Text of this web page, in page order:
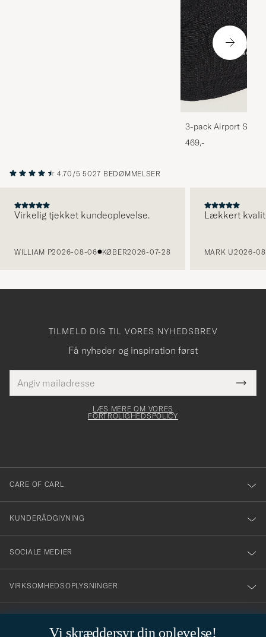
3-pack Airport
Melange
469,-
4.70/5 5027 BEDØMMELSER
Virkelig tjekket kundeoplevelse.
WILLIAM P2026-08-06 KØBER2026-07-28
Lækkert
MARK U2026-
Vi skræddersyr din oplevelse!
TILMELD DIG TIL VORES NYHEDSBREV
Få nyheder og inspiration først
mailadresse
skal
Tack
för
dig
till
vårt
nyhetsbrev!
LÆS MERE OM VORES
FORTROLIGHEDSPOLICY
CARE OF CARL
KUNDERÅDGIVNING
SOCIALE MEDIER
VIRKSOMHEDSOPLYSNINGER